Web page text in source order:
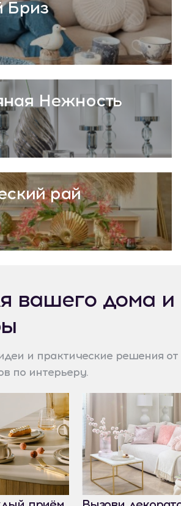
Бриз
Нежность
рай
вашего дома и
и практические решения от
по интерьеру.